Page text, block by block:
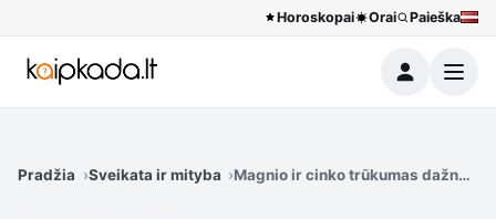
Horoskopai Orai Paieška
Meniu
Pradžia Sveikata ir mityba Magnio ir cinko trūkumas dažnai